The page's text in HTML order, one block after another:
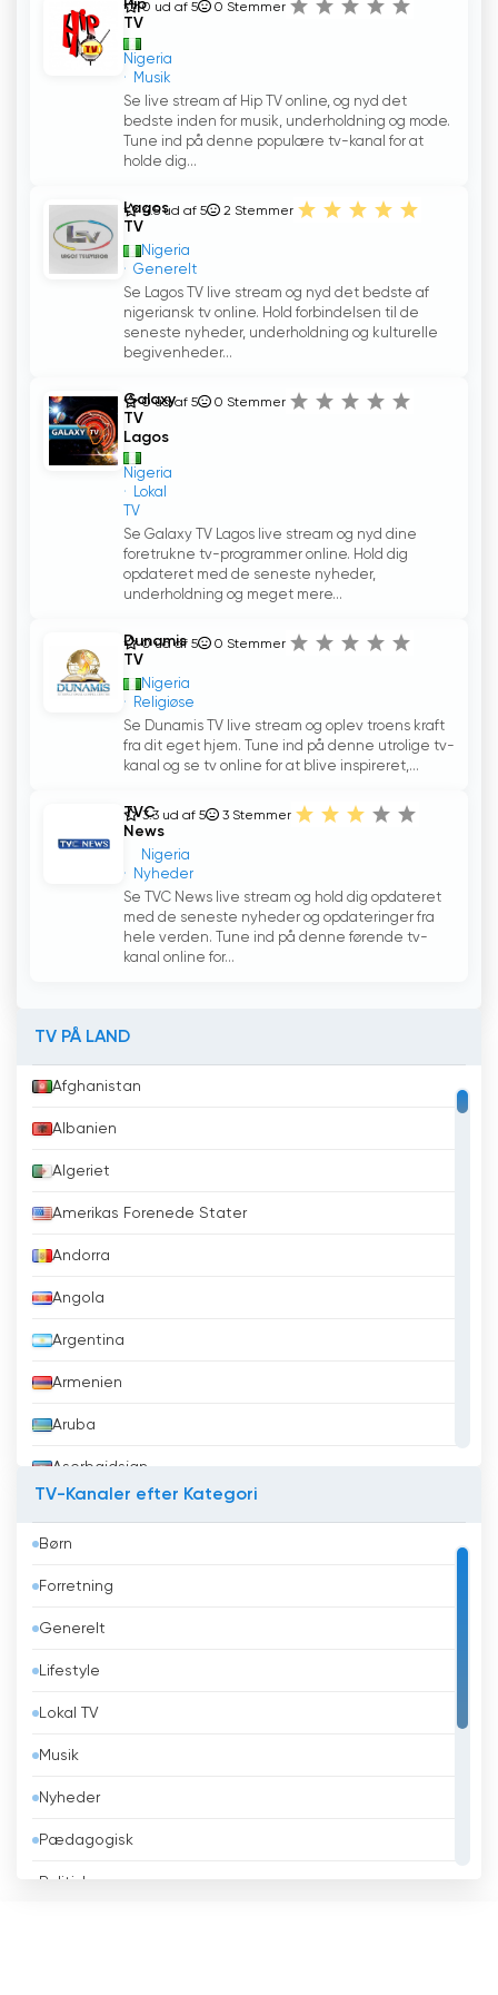
Hip
TV
Nigeria
Musik
0 ud af 5 0 Stemmer
Se live stream af Hip TV online, og nyd det
bedste inden for musik, underholdning og mode.
Tune ind på denne populære tv-kanal for at
holde dig...
Lagos
TV
Nigeria
Generelt
4.5 ud af 5 2 Stemmer
Se Lagos TV live stream og nyd det bedste af
nigeriansk tv online. Hold forbindelsen til de
seneste nyheder, underholdning og kulturelle
begivenheder...
Galaxy
TV
Lagos
Nigeria
Lokal
TV
0 ud af 5 0 Stemmer
Se Galaxy TV Lagos live stream og nyd dine
foretrukne tv-programmer online. Hold dig
opdateret med de seneste nyheder,
underholdning og meget mere...
Dunamis
TV
Nigeria
Religiøse
0 ud af 5 0 Stemmer
Se Dunamis TV live stream og oplev troens kraft
fra dit eget hjem. Tune ind på denne utrolige tv-
kanal og se tv online for at blive inspireret,...
TVC
News
Nigeria
Nyheder
3.3 ud af 5 3 Stemmer
Se TVC News live stream og hold dig opdateret
med de seneste nyheder og opdateringer fra
hele verden. Tune ind på denne førende tv-
kanal online for...
TV PÅ LAND
Afghanistan
Albanien
Algeriet
Amerikas Forenede Stater
Andorra
Angola
Argentina
Armenien
Aruba
Aserbajdsjan
Bahrain
Bangladesh
Barbados
Belarus
Belgien
Belize
Benin
Bhutan
TV-Kanaler efter Kategori
Børn
Forretning
Generelt
Lifestyle
Lokal TV
Musik
Nyheder
Pædagogisk
Politisk